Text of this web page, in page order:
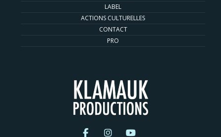
LABEL
ACTIONS CULTURELLES
CONTACT
PRO